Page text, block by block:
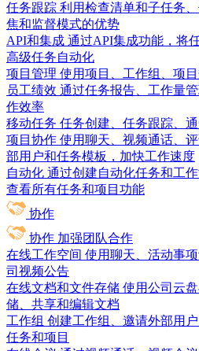
任务跟踪 利用检查清单和子任务
焦和监督模式的优势
API和集成 通过API集成功能，将
高级任务自动化
项目管理 使用项目、工作组、项
员工绩效 通过任务报告、工作量
作效率
移动任务 任务创建、任务跟踪、
项目协作 使用聊天、视频通话、
部用户和任务模板，加快工作速度
自动化 通过创建自动化任务和工
查看所有任务和项目功能
协作
协作 加强团队合作
在线工作空间 使用聊天、活动事
司视频公告
在线文档和文件存储 使用公司云
储、共享和编辑文档
工作组 创建工作组、邀请外部用
任务和项目